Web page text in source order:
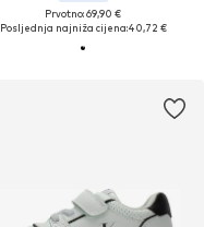
Prvotno: 69,90 €
Posljednja najniža cijena:40,72 €